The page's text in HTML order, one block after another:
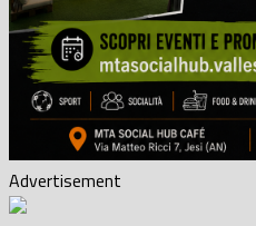
Advertisement